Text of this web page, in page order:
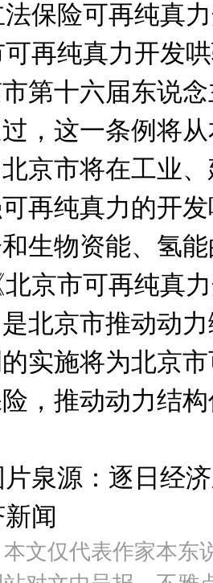
保险可再纯真
可再纯真力开发
市第十六届东说
，这一条例将
京市将在工业
再纯真力的开
生物资能、氢
北京市可再纯真
北京市推动动
实施将为北京
，推动动力结
片泉源：逐日经
闻
本文仅代表作家本